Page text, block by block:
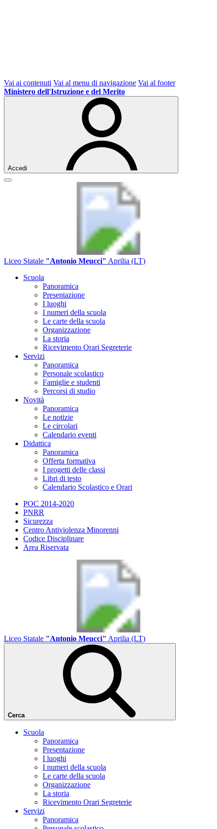
Vai ai contenuti Vai al menu di navigazione Vai al footer
Ministero dell'Istruzione e del Merito
Accedi
Liceo Statale "Antonio Meucci" Aprilia (LT)
Scuola
Panoramica
Presentazione
I luoghi
I numeri della scuola
Le carte della scuola
Organizzazione
La storia
Ricevimento Orari Segreterie
Servizi
Panoramica
Personale scolastico
Famiglie e studenti
Percorsi di studio
Novità
Panoramica
Le notizie
Le circolari
Calendario eventi
Didattica
Panoramica
Offerta formativa
I progetti delle classi
Libri di testo
Calendario Scolastico e Orari
POC 2014-2020
PNRR
Sicurezza
Centro Antiviolenza Minorenni
Codice Disciplinare
Area Riservata
Liceo Statale "Antonio Meucci" Aprilia (LT)
Cerca
Scuola
Panoramica
Presentazione
I luoghi
I numeri della scuola
Le carte della scuola
Organizzazione
La storia
Ricevimento Orari Segreterie
Servizi
Panoramica